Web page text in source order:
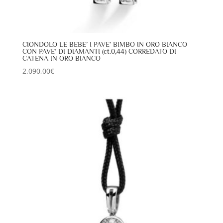
CIONDOLO LE BEBE’ I PAVE’ BIMBO IN ORO BIANCO
CON PAVE’ DI DIAMANTI (ct.0,44) CORREDATO DI
CATENA IN ORO BIANCO
2.090,00€